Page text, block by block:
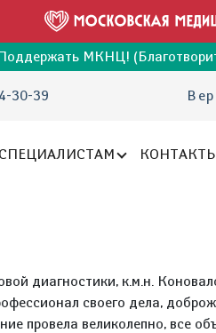
МКНЦ!
30-39
СПЕЦИАЛИСТАМ
диагностики, к.м.н.
своего дела,
провела великолепно, все